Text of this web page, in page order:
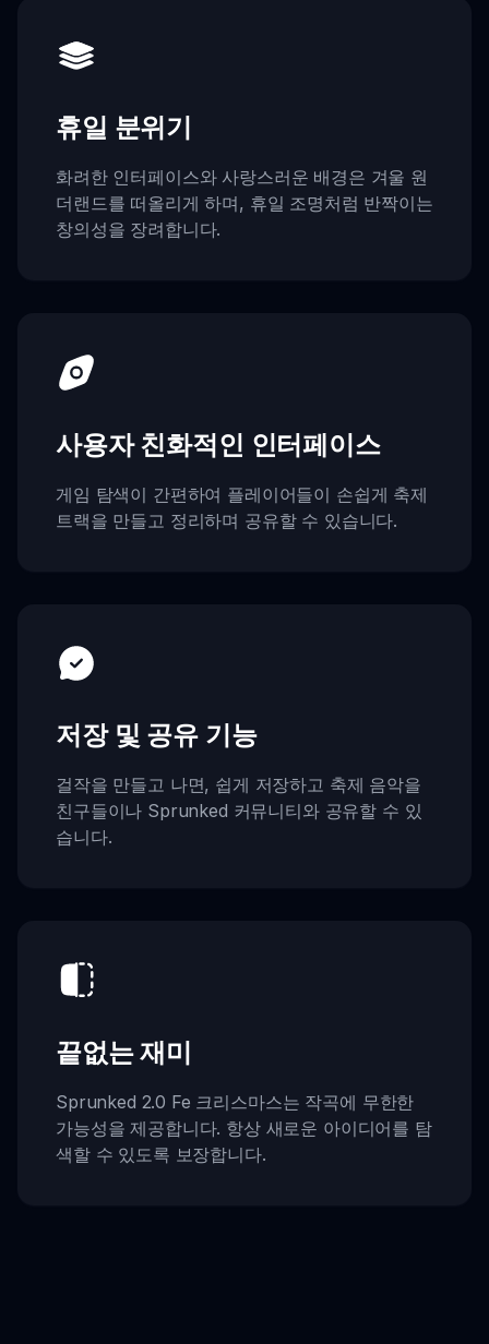
휴일 분위기
화려한 인터페이스와 사랑스러운 배경은 겨울 원
더랜드를 떠올리게 하며, 휴일 조명처럼 반짝이는
창의성을 장려합니다.
사용자 친화적인 인터페이스
게임 탐색이 간편하여 플레이어들이 손쉽게 축제
트랙을 만들고 정리하며 공유할 수 있습니다.
저장 및 공유 기능
걸작을 만들고 나면, 쉽게 저장하고 축제 음악을
친구들이나 Sprunked 커뮤니티와 공유할 수 있
습니다.
끝없는 재미
Sprunked 2.0 Fe 크리스마스는 작곡에 무한한
가능성을 제공합니다. 항상 새로운 아이디어를 탐
색할 수 있도록 보장합니다.